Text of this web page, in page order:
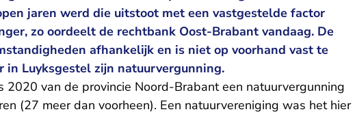
jaren werd die uitstoot met een vastgestelde factor
zo oordeelt de rechtbank Oost-Brabant vandaag. De
afhankelijk en is niet op voorhand vast te
in Luyksgestel zijn natuurvergunning.
2020 van de provincie Noord-Brabant een natuurvergunning
(27 meer dan voorheen). Een natuurvereniging was het hier